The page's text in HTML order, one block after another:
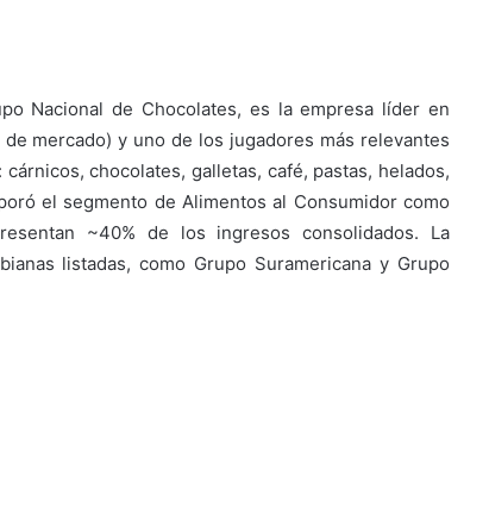
Nacional de Chocolates, es la empresa líder en
mercado) y uno de los jugadores más relevantes
chocolates, galletas, café, pastas, helados,
el segmento de Alimentos al Consumidor como
~40% de los ingresos consolidados. La
listadas, como Grupo Suramericana y Grupo